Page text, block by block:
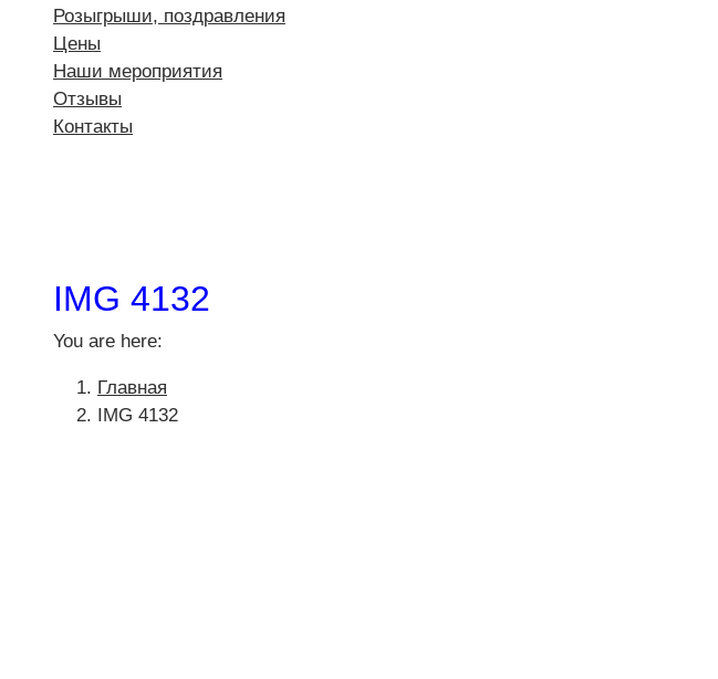
Розыгрыши, поздравления
Цены
Наши мероприятия
Отзывы
Контакты
IMG 4132
You are here:
Главная
IMG 4132